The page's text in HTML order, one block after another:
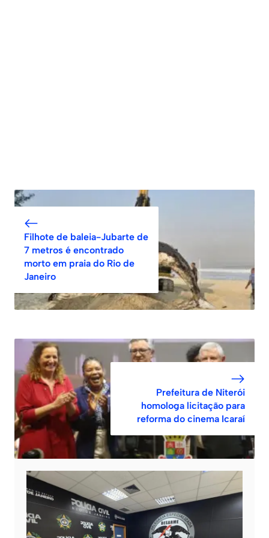
Filhote de baleia-Jubarte de
7 metros é encontrado
morto em praia do Rio de
Janeiro
Prefeitura de Niterói
homologa licitação para
reforma do cinema Icaraí